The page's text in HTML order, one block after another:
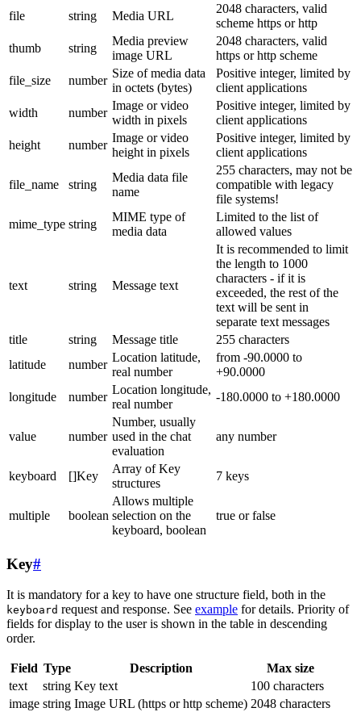
file string Media URL
2048 characters, valid
scheme https or http
thumb
string
Media preview
image URL
2048 characters, valid
https or http scheme
file_size
number
Size of media data
in octets (bytes)
Positive integer, limited by
client applications
width
number
Image or video
width in pixels
Positive integer, limited by
client applications
height
number
Image or video
height in pixels
Positive integer, limited by
client applications
file_name string
Media data file
name
255 characters, may not be
compatible with legacy
file systems!
mime_type string
MIME type of
media data
Limited to the list of
allowed values
text string Message text
It is recommended to limit
the length to 1000
characters - if it is
exceeded, the rest of the
text will be sent in
separate text messages
title
string Message title
255 characters
latitude
number
Location latitude,
real number
from -90.0000 to
+90.0000
longitude
number
Location longitude,
real number
-180.0000 to +180.0000
value number
Number, usually
used in the chat
evaluation
any number
keyboard []Key
Array of Key
structures
7 keys
multiple boolean
Allows multiple
selection on the
keyboard, boolean
true or false
Key#
It is mandatory for a key to have one structure field, both in the
keyboard request and response. See example for details. Priority of
fields for display to the user is shown in the table in descending
order.
Field Type Description
Max size
text
string Key text
100 characters
image string Image URL (https or http scheme) 2048 characters